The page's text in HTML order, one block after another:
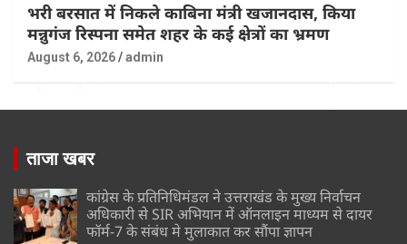
भरी बरसात में निकले काबिना मंत्री खजानदास, किया
मन्नुगंज रिस्पना समेत शहर के कई क्षेत्रों का भ्रमण
August 6, 2026 admin
ताजा खबर
कांग्रेस के प्रतिनिधिमंडल ने उत्तराखंड के मुख्य निर्वाचन
अधिकारी से SIR अभियान में ऑनलाइन माध्यम से दायर
फॉर्म-7 के संबंध मे मुलाकात कर सौंपा ज्ञापन